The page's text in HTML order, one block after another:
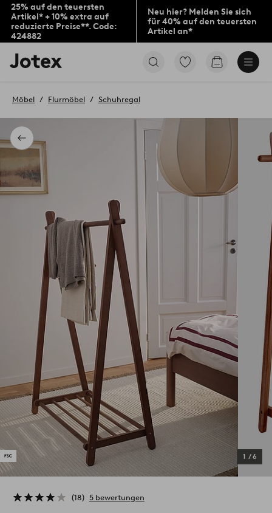
25% auf den teuersten
Artikel* + 10% extra auf
reduzierte Preise**. Code:
424882
Neu hier? Melden Sie sich
für 40% auf den teuersten
Artikel an*
Jotex-
Logo
Startseite
Zu
Produkten
Zum
Zurück
Möbel Flurmöbel Schuhregal
1 /6
18 5 bewertungen